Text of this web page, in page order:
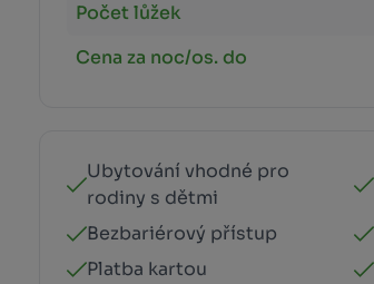
Počet lůžek
Cena za noc/os. do
Ubytování vhodné pro
rodiny s dětmi
Bezbariérový přístup
Platba kartou